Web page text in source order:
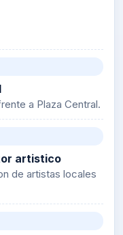
a Plaza Central.
artistico
de artistas locales